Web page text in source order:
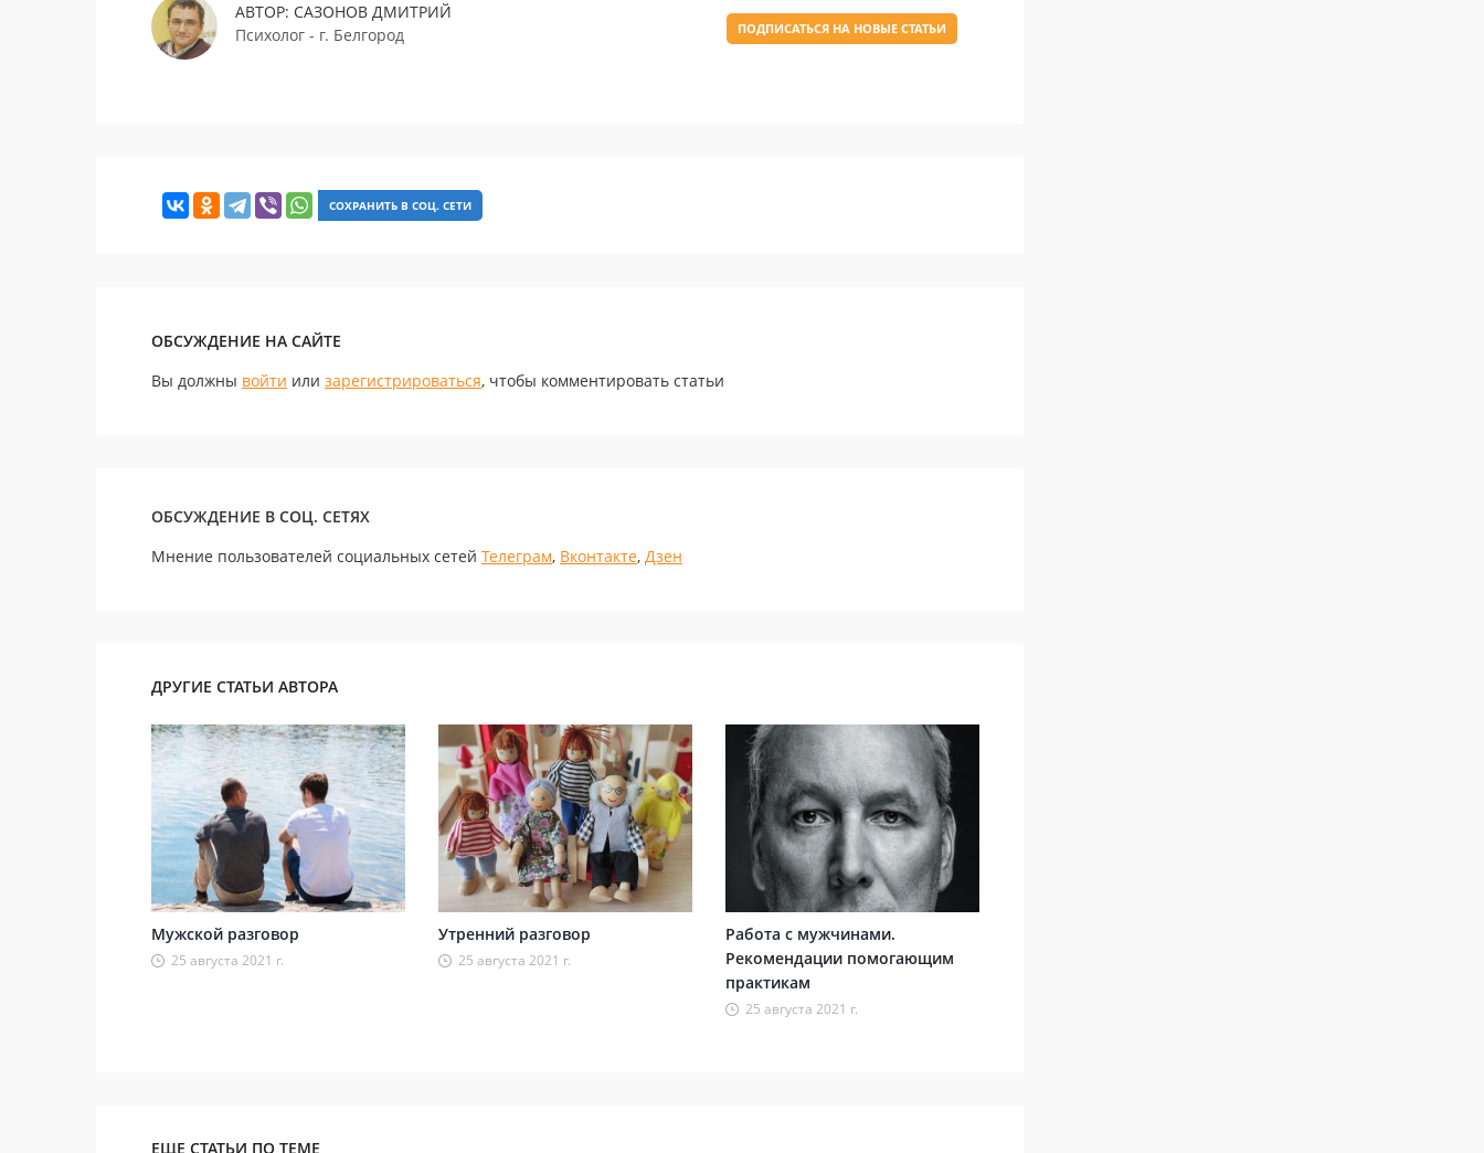
АВТОР: САЗОНОВ ДМИТРИЙ
Психолог - г. Белгород
ПОДПИСАТЬСЯ НА НОВЫЕ СТАТЬИ
СОХРАНИТЬ В СОЦ. СЕТИ
ОБСУЖДЕНИЕ НА САЙТЕ
Вы должны войти или зарегистрироваться, чтобы комментировать статьи
ОБСУЖДЕНИЕ В СОЦ. СЕТЯХ
Мнение пользователей социальных сетей Телеграм, Вконтакте, Дзен
ДРУГИЕ СТАТЬИ АВТОРА
Мужской разговор
25 августа 2021 г.
Утренний разговор
25 августа 2021 г.
Работа с мужчинами.
Рекомендации помогающим
практикам
25 августа 2021 г.
ЕЩЕ СТАТЬИ ПО ТЕМЕ